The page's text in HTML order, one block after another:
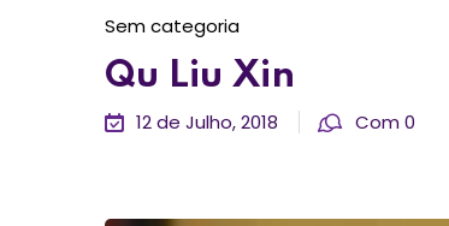
Sem categoria
Qu Liu Xin
12 de Julho, 2018 Com 0